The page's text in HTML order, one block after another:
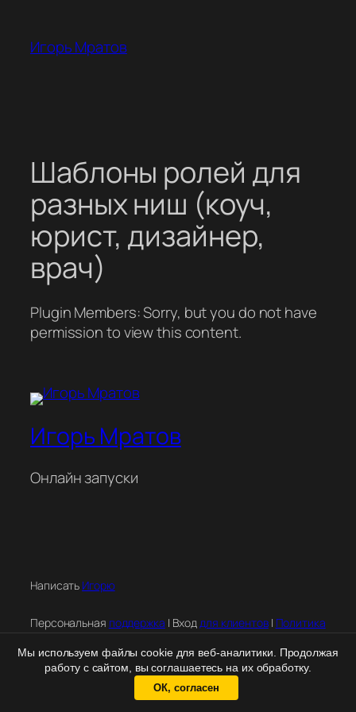
Мы используем файлы cookie для веб-аналитики. Продолжая
работу с сайтом, вы соглашаетесь на их обработку.
ОК, согласен
содержимому
Игорь Мратов
Шаблоны ролей для
разных ниш (коуч,
юрист, дизайнер,
врач)
Plugin Members: Sorry, but you do not have
permission to view this content.
Игорь Мратов
Онлайн запуски
Написать Игорю
Персональная поддержка | Вход для клиентов| Политика
конфиденциальности|Правовая информация